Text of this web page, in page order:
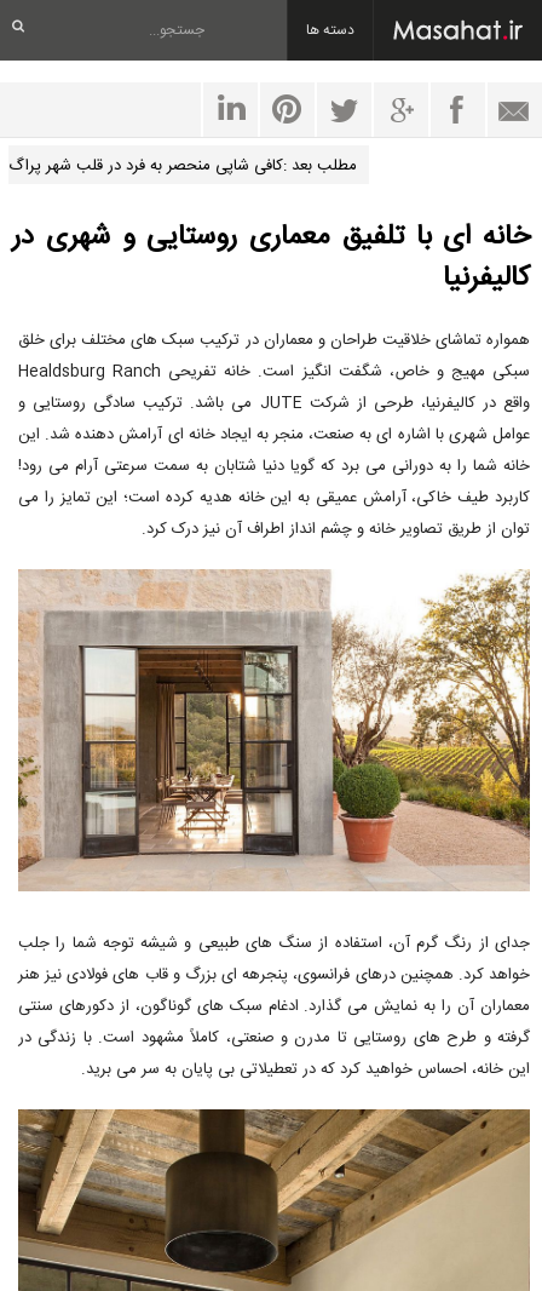
دسته ها
مطلب بعد :کافی شاپی منحصر به فرد در قلب شهر پراگ
خانه ای با تلفیق معماری روستایی و شهری در
کالیفرنیا
همواره تماشای خلاقیت طراحان و معماران در ترکیب سبک های مختلف برای خلق
سبکی مهیج و خاص، شگفت انگیز است. خانه تفریحی Healdsburg Ranch
واقع در کالیفرنیا، طرحی از شرکت JUTE می باشد. ترکیب سادگی روستایی و
عوامل شهری با اشاره ای به صنعت، منجر به ایجاد خانه ای آرامش دهنده شد. این
خانه شما را به دورانی می برد که گویا دنیا شتابان به سمت سرعتی آرام می رود!
کاربرد طیف خاکی، آرامش عمیقی به این خانه هدیه کرده است؛ این تمایز را می
توان از طریق تصاویر خانه و چشم انداز اطراف آن نیز درک کرد.
جدای از رنگ گرم آن، استفاده از سنگ های طبیعی و شیشه توجه شما را جلب
خواهد کرد. همچنین درهای فرانسوی، پنجرهه ای بزرگ و قاب های فولادی نیز هنر
معماران آن را به نمایش می گذارد. ادغام سبک های گوناگون، از دکورهای سنتی
گرفته و طرح های روستایی تا مدرن و صنعتی، کاملاً مشهود است. با زندگی در
این خانه، احساس خواهید کرد که در تعطیلاتی بی پایان به سر می برید.